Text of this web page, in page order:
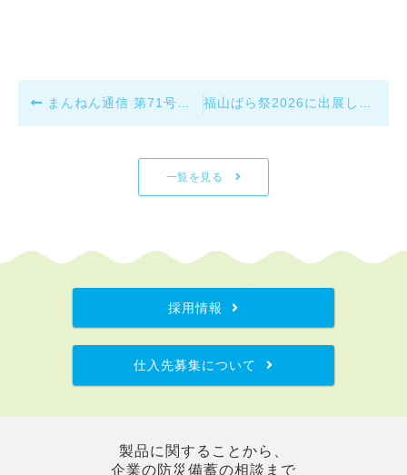
まんねん通信 第71号 2026年1月分をアップしました。
一覧を見る
採用情報
仕入先募集について
製品に関することから、
企業の防災備蓄の相談まで